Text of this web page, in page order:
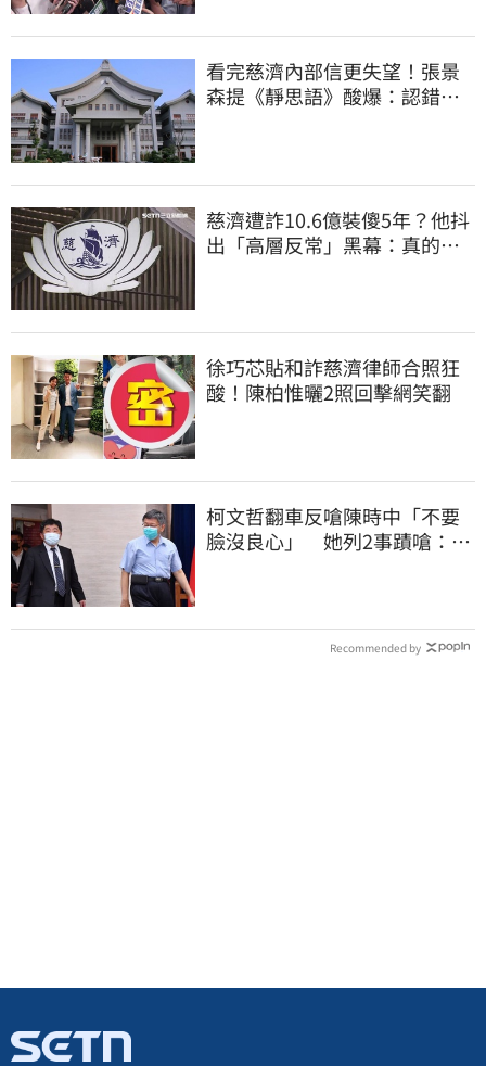
看完慈濟內部信更失望！張景
森提《靜思語》酸爆：認錯有
慈濟遭詐10.6億裝傻5年？他抖
出「高層反常」黑幕：真的不
徐巧芯貼和詐慈濟律師合照狂
酸！陳柏惟曬2照回擊網笑翻
柯文哲翻車反嗆陳時中「不要
臉沒良心」 她列2事蹟嗆：沒
Recommended by